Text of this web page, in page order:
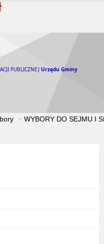
PUBLICZNEJ Urzędu Gminy
WYBORY DO SEJMU I